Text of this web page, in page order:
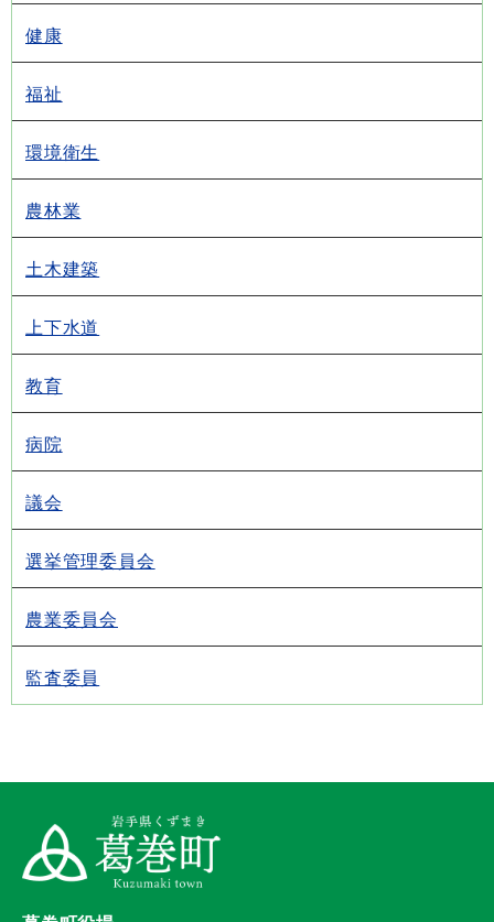
健康
福祉
環境衛生
農林業
土木建築
上下水道
教育
病院
議会
選挙管理委員会
農業委員会
監査委員